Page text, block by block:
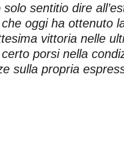
solo sentitio dire
oggi ha ottenuto
vittoria nelle
porsi nella
sulla propria